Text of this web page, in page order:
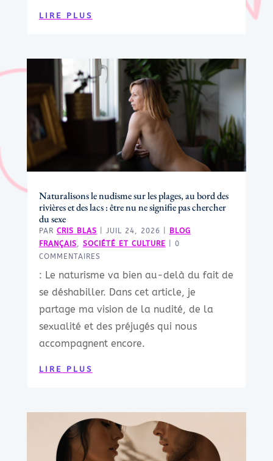
LIRE PLUS
Naturalisons le nudisme sur les plages, au bord des
rivières et des lacs : être nu ne signifie pas chercher
du sexe
PAR CRIS BLAS JUIL 24, 2026
BLOG
FRANÇAIS, SOCIÉTÉ ET CULTURE | 0
COMMENTAIRES
: Le naturisme va bien au-delà du fait de
se déshabiller. Dans cet article, je
partage ma vision de la nudité, de la
sexualité et des préjugés qui nous
accompagnent encore.
LIRE PLUS